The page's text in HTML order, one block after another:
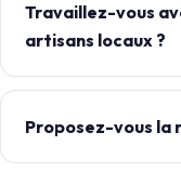
Travaillez-vous
artisans locaux ?
Proposez-vous la